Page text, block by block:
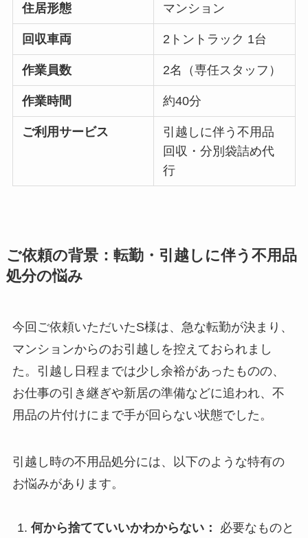
住居形態 マンション
回収車両 2トントラック 1台
作業員数 2名（専任スタッフ）
作業時間 約40分
ご利用サービス
引越しに伴う不用品
回収・分別袋詰め代
行
ご依頼の背景：転勤・引越しに伴う不用品
処分の悩み
今回ご依頼いただいたS様は、急な転勤が決まり、
マンションからのお引越しを控えておられまし
た。引越し日程までは少し余裕があったものの、
お仕事の引き継ぎや新居の準備などに追われ、不
用品の片付けにまで手が回らない状態でした。
引越し時の不用品処分には、以下のような特有の
お悩みがあります。
何から捨てていいかわからない： 必要なものと